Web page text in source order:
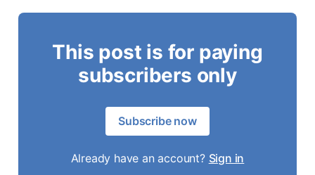
This post is for paying
subscribers only
Subscribe now
Already have an account? Sign in